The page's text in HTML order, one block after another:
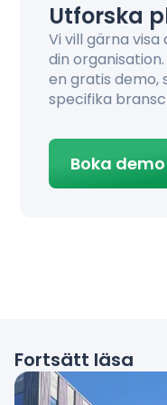
Utforska
Vi vill gärna
din
en gratis demo,
specifika
Boka demo
Fortsätt läsa